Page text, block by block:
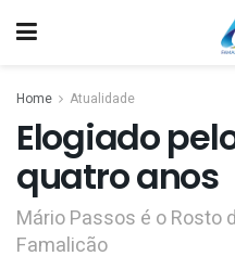
Home Atualidade
Elogiado
quatro anos
Mário Passos é o Rosto
Famalicão